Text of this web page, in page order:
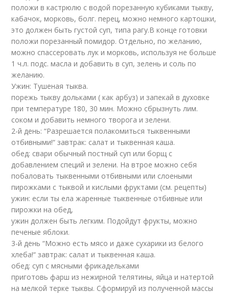
положи в кастрюлю с водой порезанную кубиками тыкву,
кабачок, морковь, болг. перец, можно немного картошки,
это должен быть густой суп, типа рагу.В конце готовки
положи порезанный помидор. Отдельно, по желанию,
можно спассеровать лук и морковь, используя не больше
1 ч.л. подс. масла и добавить в суп, зелень и соль по
желанию.
Ужин: Тушеная тыква.
порежь тыкву дольками ( как арбуз) и запекай в духовке
при температуре 180, 30 мин. Можно сбрызнуть лим.
соком и добавить немного творога и зелени.
2-й день: “Разрешается полакомиться тыквенными
отбивными!“ завтрак: салат и тыквенная каша.
обед: свари обычный постный суп или борщ с
добавлением специй и зелени. На втрое можно себя
побаловать тыквенными отбивными или слоеными
пирожками с тыквой и кислыми фруктами (см. рецепты)
ужин: если ты ела жаренные тыквенные отбивные или
пирожки на обед,
ужин должен быть легким. Подойдут фрукты, можно
печеные яблоки.
3-й день “Можно есть мясо и даже сухарики из белого
хлеба!“ завтрак: салат и тыквенная каша.
обед: суп с мясными фрикадельками
приготовь фарш из нежирной телятины, яйца и натертой
на мелкой терке тыквы. Сформируй из полученной массы